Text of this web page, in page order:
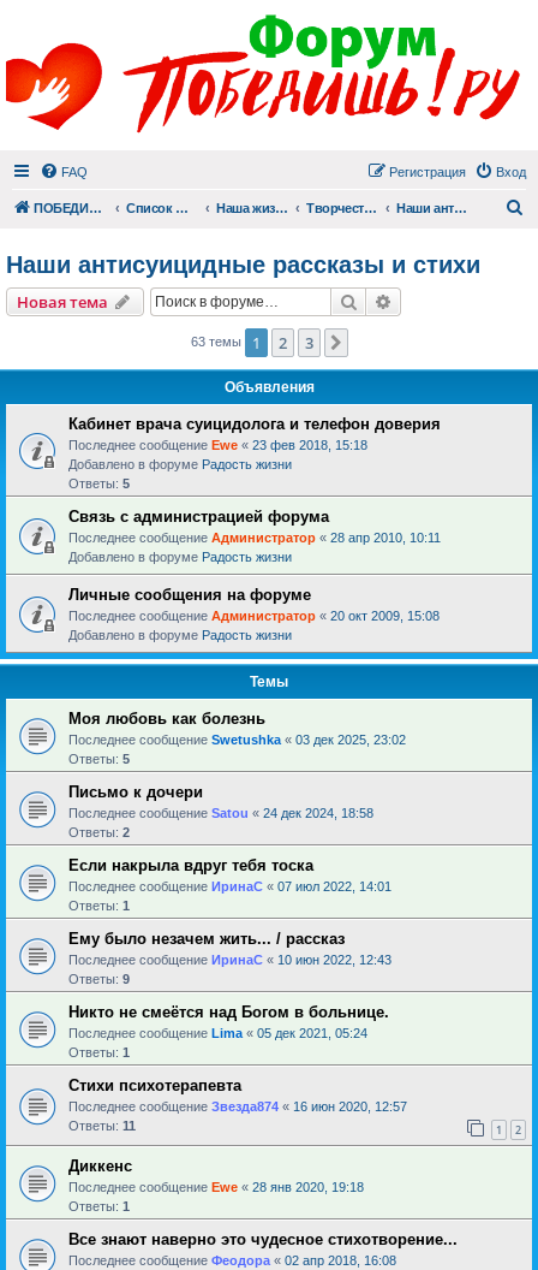
FAQ Вход
Регистрация
ПОБЕДИШЬ.РУ Список форумов Наша жизнь (не всё же о суициде!) Творчество Наши антисуицидные рассказы и стихи
Наши антисуицидные рассказы и стихи
Новая тема Поиск
63 темы 1 2 3
Объявления
Кабинет врача суицидолога и телефон доверия
Последнее сообщение Ewe « 23 фев 2018, 15:18
Добавлено в форуме Радость жизни
Ответы: 5
Связь с администрацией форума
Последнее сообщение Администратор « 28 апр 2010, 10:11
Добавлено в форуме Радость жизни
Личные сообщения на форуме
Последнее сообщение Администратор « 20 окт 2009, 15:08
Добавлено в форуме Радость жизни
Темы
Моя любовь как болезнь
Последнее сообщение Swetushka « 03 дек 2025, 23:02
Ответы: 5
Письмо к дочери
Последнее сообщение Satou « 24 дек 2024, 18:58
Ответы: 2
Если накрыла вдруг тебя тоска
Последнее сообщение ИринаC « 07 июл 2022, 14:01
Ответы: 1
Ему было незачем жить... / рассказ
Последнее сообщение ИринаC « 10 июн 2022, 12:43
Ответы: 9
Никто не смеётся над Богом в больнице.
Последнее сообщение Lima « 05 дек 2021, 05:24
Ответы: 1
Стихи психотерапевта
Последнее сообщение Звезда874 « 16 июн 2020, 12:57
Ответы: 11 1 2
Диккенс
Последнее сообщение Ewe « 28 янв 2020, 19:18
Ответы: 1
Все знают наверно это чудесное стихотворение...
Последнее сообщение Феодора « 02 апр 2018, 16:08